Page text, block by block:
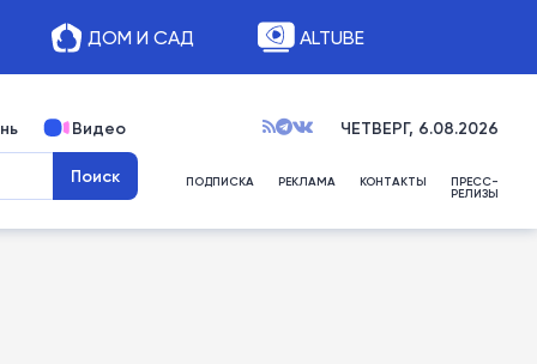
ДОМ И САД ALTUBE
Видео ЧЕТВЕРГ, 6.08.2026
ПОДПИСКА РЕКЛАМА КОНТАКТЫ ПРЕСС-
РЕЛИЗЫ